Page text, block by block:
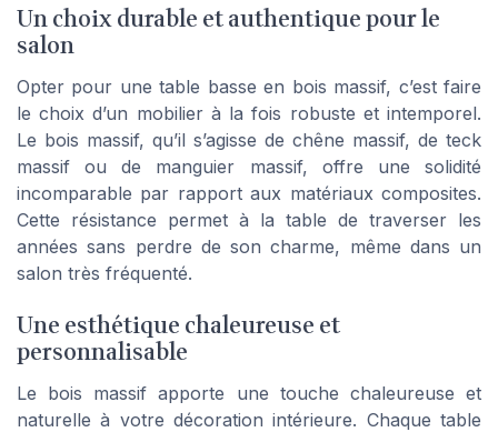
Un choix durable et authentique pour le
salon
Opter pour une table basse en bois massif, c’est faire
le choix d’un mobilier à la fois robuste et intemporel.
Le bois massif, qu’il s’agisse de chêne massif, de teck
massif ou de manguier massif, offre une solidité
incomparable par rapport aux matériaux composites.
Cette résistance permet à la table de traverser les
années sans perdre de son charme, même dans un
salon très fréquenté.
Une esthétique chaleureuse et
personnalisable
Le bois massif apporte une touche chaleureuse et
naturelle à votre décoration intérieure. Chaque table